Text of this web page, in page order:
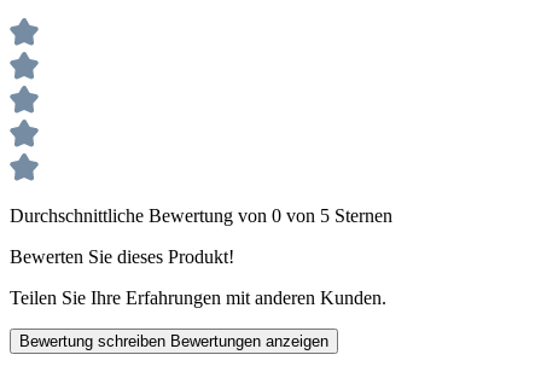
Durchschnittliche Bewertung von 0 von 5 Sternen
Bewerten Sie dieses Produkt!
Teilen Sie Ihre Erfahrungen mit anderen Kunden.
Bewertung schreiben Bewertungen anzeigen